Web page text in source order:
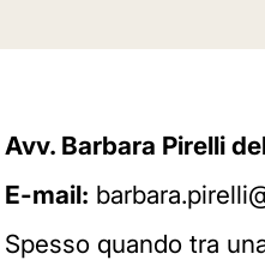
Avv. Barbara Pirelli
E-mail:
Spesso quando tra